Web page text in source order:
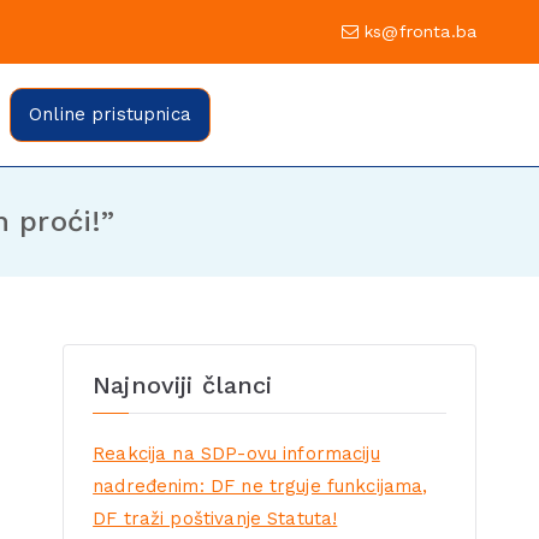
Sarajevo ks@fronta.ba
fronte Sarajevo
Online pristupnica
proći!”
Najnoviji članci
Reakcija na SDP-ovu informaciju
nadređenim: DF ne trguje funkcijama,
DF traži poštivanje Statuta!